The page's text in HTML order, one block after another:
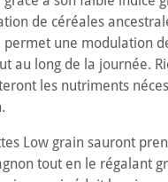
de céréales
une modulation
au long de la journée.
les nutriments
Low grain sauront
tout en le régalant